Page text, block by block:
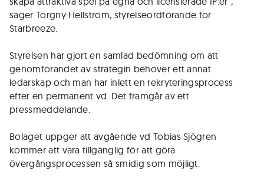
säger Torgny Hellström, styrelseordförande för
Starbreeze.
Styrelsen har gjort en samlad bedömning om att
genomförandet av strategin behöver ett annat
ledarskap och man har inlett en rekryteringsprocess
efter en permanent vd. Det framgår av ett
pressmeddelande.
Bolaget uppger att avgående vd Tobias Sjögren
kommer att vara tillgänglig för att göra
övergångsprocessen så smidig som möjligt.